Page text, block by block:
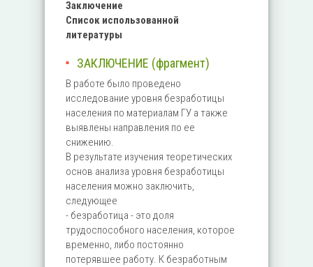
Заключение
Список использованной
литературы
ЗАКЛЮЧЕНИЕ (фрагмент)
В работе было проведено
исследование уровня безработицы
населения по материалам ГУ а также
выявлены направления по ее
снижению.
В результате изучения теоретических
основ анализа уровня безработицы
населения можно заключить,
следующее
- безработица - это доля
трудоспособного населения, которое
временно, либо постоянно
потерявшее работу. К безработным